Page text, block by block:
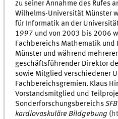
zu seiner Annahme des Rufes
Wilhelms-Universität Münster
für Informatik an der
1997 und von 2003 bis 2006
Fachbereichs Mathematik
Münster und während
geschäftsführender Direktor
sowie Mitglied verschiedener
Fachbereichsgremien. Klaus
Vorstandsmitglied und
Sonderforschungsbereichs
kardiovaskuläre Bildgebung (